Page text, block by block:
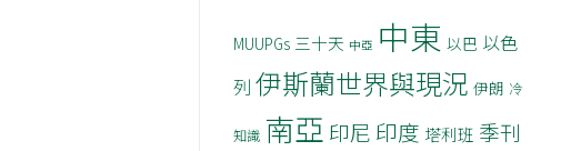
MUUPGs 三十天 中亞 中東 以巴 以色
列 伊斯蘭世界與現況 伊朗 冷
知識 南亞 印尼 印度 塔利班 季刊